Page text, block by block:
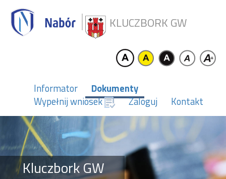
KLUCZBORK GW
Informator
Dokumenty
Wypełnij wniosek
Zaloguj Kontakt
Kluczbork GW